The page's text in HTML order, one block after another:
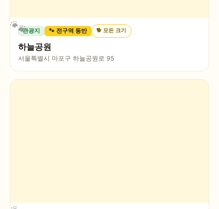
관광지 🐾 전구역 동반 🐕모든 크기
하늘공원
서울특별시 마포구 하늘공원로 95